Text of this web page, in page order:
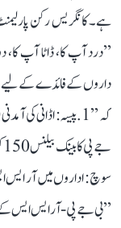
ہے۔ کانگریس رکن
’’درد آپ کا، ڈاٹا آپ
داروں کے فائدے کے لیے
سوچ: اداروں میں آر ایس
’’بی جے پی-آر ایس ایس کے